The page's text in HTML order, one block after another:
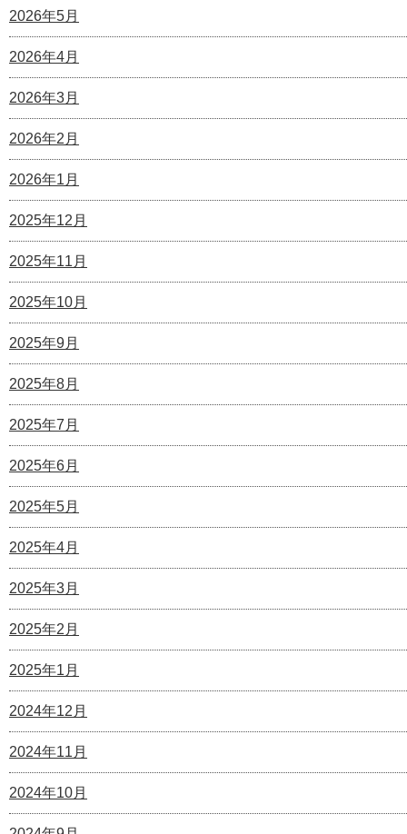
2026年5月
2026年4月
2026年3月
2026年2月
2026年1月
2025年12月
2025年11月
2025年10月
2025年9月
2025年8月
2025年7月
2025年6月
2025年5月
2025年4月
2025年3月
2025年2月
2025年1月
2024年12月
2024年11月
2024年10月